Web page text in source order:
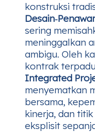
konstruksi
sering
meninggalkan
ambigu. Oleh
kontrak
Integrated
menyematkan
bersama,
kinerja, dan
eksplisit